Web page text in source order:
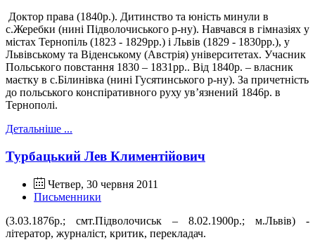
Доктор права (1840р.). Дитинство та юність минули в
с.Жеребки (нині Підволочиського р-ну). Навчався в гімназіях у
містах Тернопіль (1823 - 1829рр.) і Львів (1829 - 1830рр.), у
Львівському та Віденському (Австрія) університетах. Учасник
Польського повстання 1830 – 1831рр.. Від 1840р. – власник
маєтку в с.Білинівка (нині Гусятинського р-ну). За причетність
до польського конспіративного руху ув’язнений 1846р. в
Тернополі.
Детальніше ...
Турбацький Лев Климентійович
Четвер, 30 червня 2011
Письменники
(3.03.1876р.; смт.Підволочиськ – 8.02.1900р.; м.Львів) -
літератор, журналіст, критик, перекладач.